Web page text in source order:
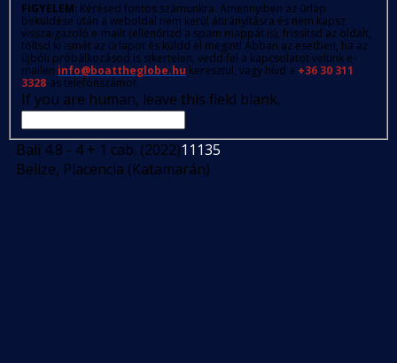
FIGYELEM: Kérésed fontos számunkra. Amennyiben az űrlap
beküldése után a weboldal nem kerül átirányításra és nem kapsz
visszaigazoló e-mailt (ellenőrizd a spam mappát is), frissítsd az oldalt,
töltsd ki ismét az űrlapot és küldd el megint! Abban az esetben, ha az
újbóli próbálkozásod is sikertelen, vedd fel a kapcsolatot velünk e-
mailen info@boattheglobe.hu keresztül, vagy hívd a +36 30 311
3328-as telefonszámot.
If you are human, leave this field blank.
Bali 4.8 - 4 + 1 cab. (2022)11135
Belize, Placencia (Katamarán)